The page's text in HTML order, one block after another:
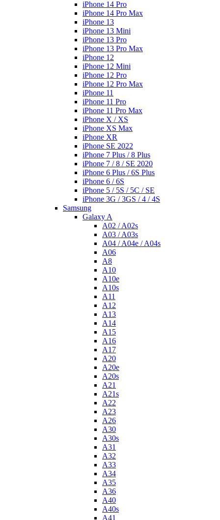
iPhone 14 Pro
iPhone 14 Pro Max
iPhone 13
iPhone 13 Mini
iPhone 13 Pro
iPhone 13 Pro Max
iPhone 12
iPhone 12 Mini
iPhone 12 Pro
iPhone 12 Pro Max
iPhone 11
iPhone 11 Pro
iPhone 11 Pro Max
iPhone X / XS
iPhone XS Max
iPhone XR
iPhone SE 2022
iPhone 7 Plus / 8 Plus
iPhone 7 / 8 / SE 2020
iPhone 6 Plus / 6S Plus
iPhone 6 / 6S
iPhone 5 / 5S / 5C / SE
iPhone 3G / 3GS / 4 / 4S
Samsung
Galaxy A
A02 / A02s
A03 / A03s
A04 / A04e / A04s
A06
A8
A10
A10e
A10s
A11
A12
A13
A14
A15
A16
A17
A20
A20e
A20s
A21
A21s
A22
A23
A26
A30
A30s
A31
A32
A33
A34
A35
A36
A40
A40s
A41